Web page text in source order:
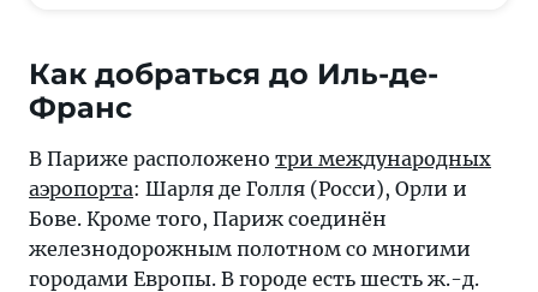
Как добраться до Иль-де-
Франс
В Париже расположено три международных
аэропорта: Шарля де Голля (Росси), Орли и
Бове. Кроме того, Париж соединён
железнодорожным полотном со многими
городами Европы. В городе есть шесть ж.-д.